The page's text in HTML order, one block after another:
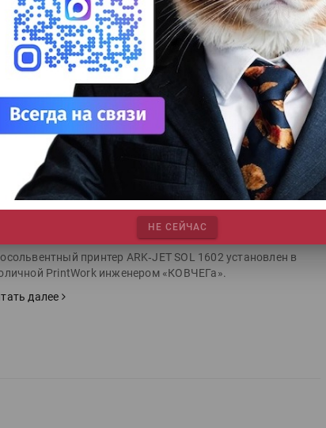
экосольвентный принтер ARK-JET SOL
установлен в тверской компании PixSeller инженером
далее
приобретает экосольвентный принтер
SOL 1602
Струйная печать | Ковчег |
принтер ARK‑JET SOL 1602 установлен в
PrintWork инженером «КОВЧЕГа».
далее
НЕ СЕЙЧАС